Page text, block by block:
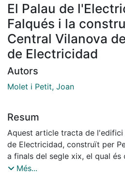
El Palau de
Falqués i la
Central Vilanova
de Electricidad
Autors
Molet i Petit, Joan
Resum
Aquest article tracta de l'edifici
de Electricidad, construït per
a finals del segle xix, el qual és
molt diferent, donant una
Més...